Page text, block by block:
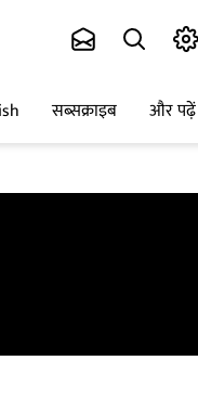
सब्सक्राइब और पढ़ें